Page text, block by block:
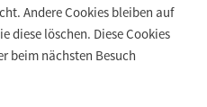
Andere Cookies bleiben auf
diese löschen. Diese Cookies
beim nächsten Besuch